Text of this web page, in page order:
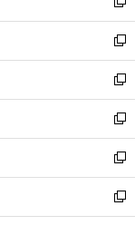
開
く
ウ
で
開
く
ィ
ン
ド
ウ
で
開
く
い
ウ
ィ
ン
ド
ウ
で
開
く
新
し
い
ウ
ィ
ン
ド
ウ
で
開
く
新
し
い
ウ
ィ
ン
ド
ウ
で
開
新
し
い
ウ
ィ
ン
ド
ウ
新
し
い
ウ
ィ
ン
新
し
い
ウ
新
し